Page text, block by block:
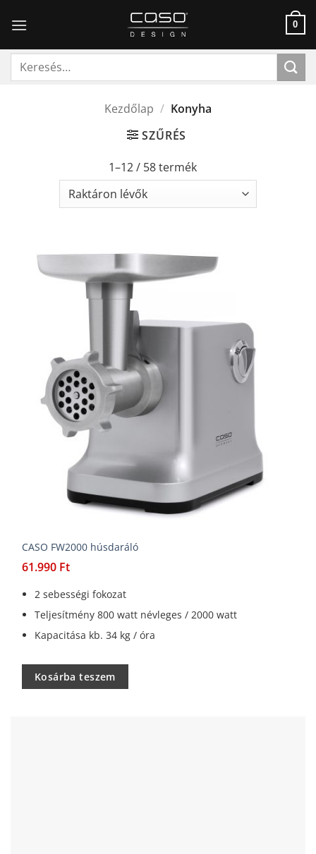
0
Keresés
Kezdőlap / Konyha
SZŰRÉS
1–12 / 58 termék
CASO FW2000 húsdaráló
61.990 Ft
2 sebességi fokozat
Teljesítmény 800 watt névleges / 2000 watt
Kapacitása kb. 34 kg / óra
Kosárba teszem